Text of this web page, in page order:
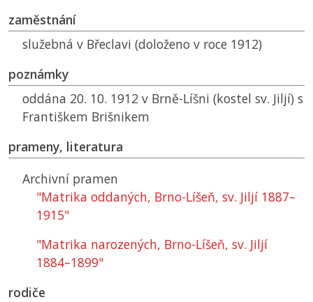
zaměstnání
služebná v Břeclavi (doloženo v roce 1912)
poznámky
oddána 20. 10. 1912 v Brně-Líšni (kostel sv. Jiljí) s
Františkem Brišnikem
prameny, literatura
Archivní pramen
"Matrika oddaných, Brno-Líšeň, sv. Jiljí 1887–
1915"
"Matrika narozených, Brno-Líšeň, sv. Jiljí
1884–1899"
rodiče